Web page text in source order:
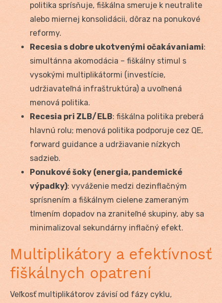
politika sprísňuje, fiškálna smeruje k neutralite
alebo miernej konsolidácii, dôraz na ponukové
reformy.
Recesia s dobre ukotvenými očakávaniami:
simultánna akomodácia – fiškálny stimul s
vysokými multiplikátormi (investície,
udržiavateľná infraštruktúra) a uvoľnená
menová politika.
Recesia pri ZLB/ELB: fiškálna politika preberá
hlavnú rolu; menová politika podporuje cez QE,
forward guidance a udržiavanie nízkych
sadzieb.
Ponukové šoky (energia, pandemické
výpadky): vyváženie medzi dezinflačným
sprísnením a fiškálnym cielene zameraným
tlmením dopadov na zraniteľné skupiny, aby sa
minimalizoval sekundárny inflačný efekt.
Multiplikátory a efektívnosť
fiškálnych opatrení
Veľkosť multiplikátorov závisí od fázy cyklu,